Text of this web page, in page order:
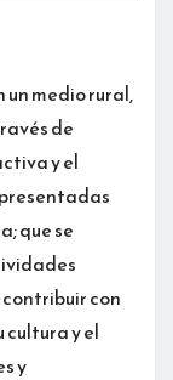
un medio rural,
de
y el
que se
con
cultura y el
y